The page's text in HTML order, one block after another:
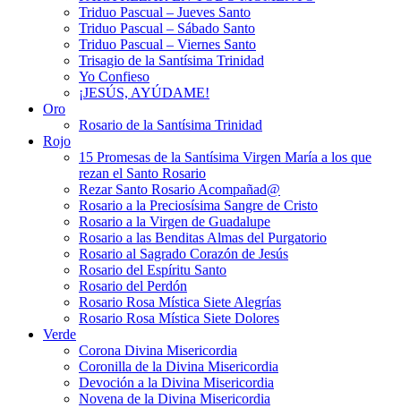
Triduo Pascual – Jueves Santo
Triduo Pascual – Sábado Santo
Triduo Pascual – Viernes Santo
Trisagio de la Santísima Trinidad
Yo Confieso
¡JESÚS, AYÚDAME!
Oro
Rosario de la Santísima Trinidad
Rojo
15 Promesas de la Santísima Virgen María a los que
rezan el Santo Rosario
Rezar Santo Rosario Acompañad@
Rosario a la Preciosísima Sangre de Cristo
Rosario a la Virgen de Guadalupe
Rosario a las Benditas Almas del Purgatorio
Rosario al Sagrado Corazón de Jesús
Rosario del Espíritu Santo
Rosario del Perdón
Rosario Rosa Mística Siete Alegrías
Rosario Rosa Mística Siete Dolores
Verde
Corona Divina Misericordia
Coronilla de la Divina Misericordia
Devoción a la Divina Misericordia
Novena de la Divina Misericordia